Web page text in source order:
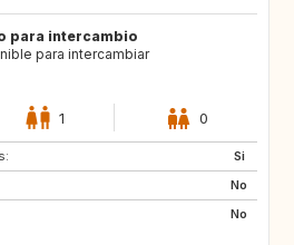
para intercambio
para intercambiar
1 0
Si
No
No